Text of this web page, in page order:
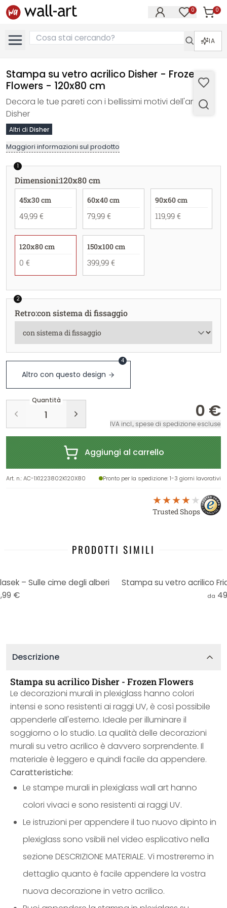
0 0
IA
Stampa su vetro acrilico Disher - Frozen
Flowers - 120x80 cm
Decora le tue pareti con i bellissimi motivi dell'artista
Disher
Altri di Disher
Maggiori informazioni sul prodotto
1
Dimensioni:120x80 cm
45x30 cm
49,99 €
60x40 cm
79,99 €
90x60 cm
119,99 €
120x80 cm
0 €
150x100 cm
399,99 €
2
Retro:con sistema di fissaggio
Altro con questo design
4
Quantità
0 €
IVA incl., spese di spedizione escluse
Aggiungi al carrello
Art. n.:AC-1X1223802K120X80 Pronto per la spedizione: 1-3 giorni lavorativi
Trusted Shops
PRODOTTI SIMILI
– Sulle cime degli alberi
€
Stampa su vetro acrilico
da
Descrizione
Stampa su acrilico Disher - Frozen Flowers
Le decorazioni murali in plexiglass hanno colori
intensi e sono resistenti ai raggi UV, è così possibile
appenderle all'esterno. Ideale per illuminare il
soggiorno o lo studio. La qualità delle decorazioni
murali su vetro acrilico è davvero sorprendente. Il
materiale è leggero e quindi facile da appendere.
Caratteristiche:
Le stampe murali in plexiglass wall art hanno
colori vivaci e sono resistenti ai raggi UV.
Le istruzioni per appendere il tuo nuovo dipinto in
plexiglass sono vsibili nel video esplicativo nella
sezione DESCRIZIONE MATERIALE. Vi mostreremo in
dettaglio quanto è facile appendere la vostra
nuova decorazione in vetro acrilico.